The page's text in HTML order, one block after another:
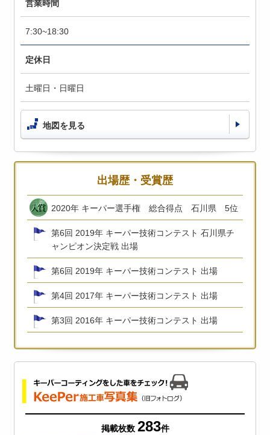
営業時間
7:30~18:30
定休日
土曜日・日曜日
地図を見る
出場歴・受賞歴
2020年 キーパー選手権 総合得点 石川県 5位
第6回 2019年 キーパー技術コンテスト 石川県チ
ャンピオン決定戦 出場
第6回 2019年 キーパー技術コンテスト 出場
第4回 2017年 キーパー技術コンテスト 出場
第3回 2016年 キーパー技術コンテスト 出場
掲載枚数 283件